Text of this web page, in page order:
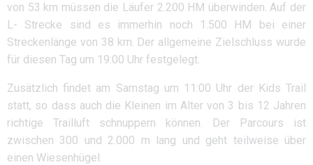
von 53 km müssen die Läufer 2.200 HM überwinden. Auf der
L- Strecke sind es immerhin noch 1.500 HM bei einer
Streckenlänge von 38 km. Der allgemeine Zielschluss wurde
für diesen Tag um 19:00 Uhr festgelegt.
Zusätzlich findet am Samstag um 11:00 Uhr der Kids Trail
statt, so dass auch die Kleinen im Alter von 3 bis 12 Jahren
richtige Trailluft schnuppern können. Der Parcours ist
zwischen 300 und 2.000 m lang und geht teilweise über
einen Wiesenhügel.